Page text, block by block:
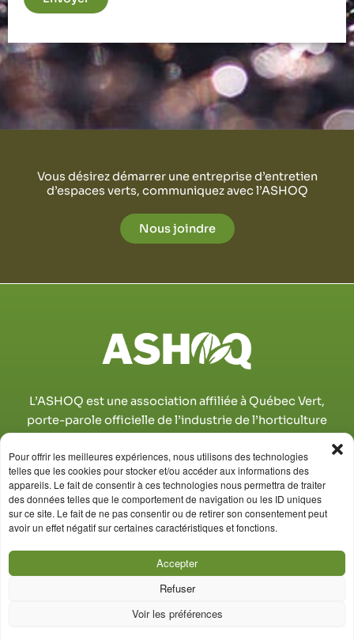
Pour offrir les meilleures expériences, nous utilisons des technologies
telles que les cookies pour stocker et/ou accéder aux informations des
appareils. Le fait de consentir à ces technologies nous permettra de traiter
des données telles que le comportement de navigation ou les ID uniques
sur ce site. Le fait de ne pas consentir ou de retirer son consentement peut
avoir un effet négatif sur certaines caractéristiques et fonctions.
Accepter
Refuser
Voir les préférences
Vous désirez démarrer une entreprise d’entretien
d’espaces verts, communiquez avec l’ASHOQ
Nous joindre
L’ASHOQ est une association affiliée à Québec Vert,
porte-parole officielle de l’industrie de l’horticulture